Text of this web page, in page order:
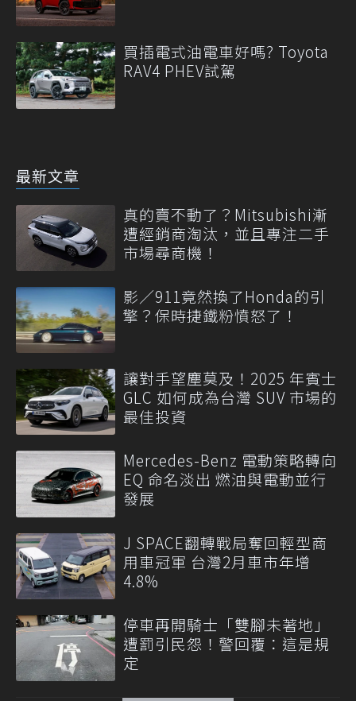
買插電式油電車好嗎? Toyota
RAV4 PHEV試駕
最新文章
真的賣不動了？Mitsubishi漸
遭經銷商淘汰，並且專注二手
市場尋商機！
影／911竟然換了Honda的引
擎？保時捷鐵粉憤怒了！
讓對手望塵莫及！2025 年賓士
GLC 如何成為台灣 SUV 市場的
最佳投資
Mercedes-Benz 電動策略轉向
EQ 命名淡出 燃油與電動並行
發展
J SPACE翻轉戰局奪回輕型商
用車冠軍 台灣2月車市年增
4.8%
停車再開騎士「雙腳未著地」
遭罰引民怨！警回覆：這是規
定